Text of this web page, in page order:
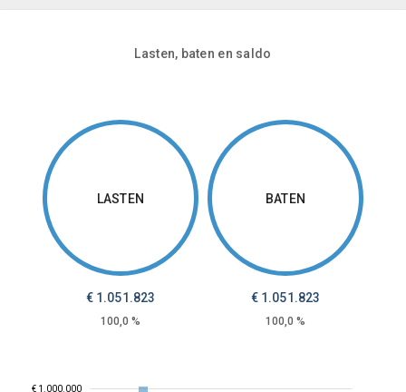
Lasten, baten en saldo
LASTEN
€ 1.051.823
100,0 %
BATEN
€ 1.051.823
100,0 %
€ 1.000.000